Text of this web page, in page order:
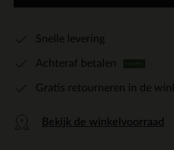
Snelle levering
Achteraf betalen
Gratis retourneren in de
Bekijk de winkelvoorraad